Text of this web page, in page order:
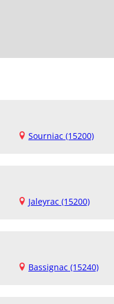
Sourniac (15200)
Jaleyrac (15200)
Bassignac (15240)